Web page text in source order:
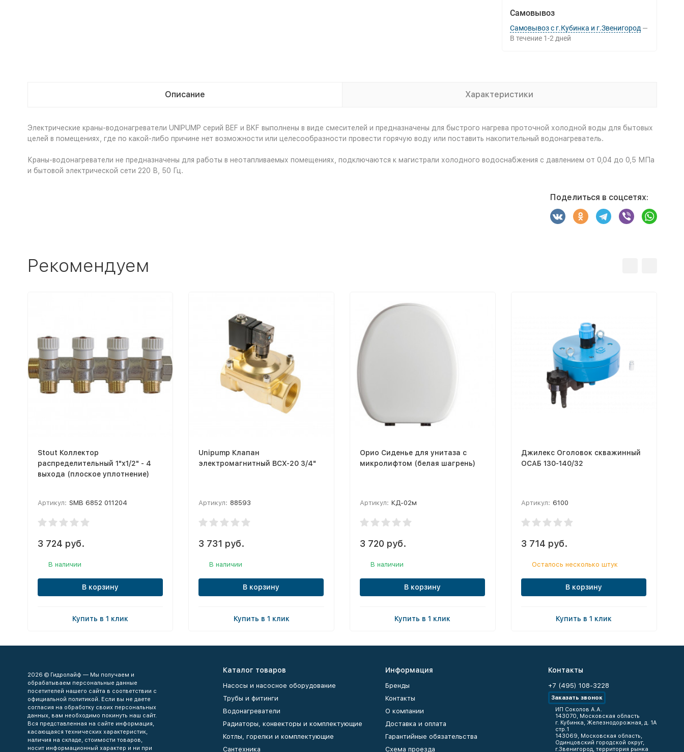
Самовывоз
Самовывоз с г.Кубинка и г.Звенигород
В течение 1-2 дней
Описание Характеристики
Электрические краны-водонагреватели UNIPUMP серий BEF и BKF выполнены в виде смесителей и предназначены для быстрого нагрева проточной холодной воды для бытовых
целей в помещениях, где по какой-либо причине нет возможности или целесообразности провести горячую воду или поставить накопительный водонагреватель.
Краны-водонагреватели не предназначены для работы в неотапливаемых помещениях, подключаются к магистрали холодного водоснабжения с давлением от 0,04 до 0,5 МПа
и бытовой электрической сети 220 В, 50 Гц.
Поделиться в соцсетях:
Рекомендуем
Stout Коллектор
распределительный 1"х1/2" - 4
выхода (плоское уплотнение)
Артикул: SMB 6852 011204
3 724 руб.
В наличии
В корзину
Купить в 1 клик
Unipump Клапан
электромагнитный BCX-20 3/4"
Артикул: 88593
3 731 руб.
В наличии
В корзину
Купить в 1 клик
Орио Сиденье для унитаза с
микролифтом (белая шагрень)
Артикул: КД-02м
3 720 руб.
В наличии
В корзину
Купить в 1 клик
Джилекс Оголовок скважинный
ОСАБ 130-140/32
Артикул: 6100
3 714 руб.
Осталось несколько штук
В корзину
Купить в 1 клик
2026 © Гидролайф — Мы получаем и
обрабатываем персональные данные
посетителей нашего сайта в соответствии с
официальной политикой. Если вы не даете
согласия на обработку своих персональных
данных, вам необходимо покинуть наш сайт.
Вся представленная на сайте информация,
касающаяся технических характеристик,
наличия на складе, стоимости товаров,
носит информационный характер и ни при
Каталог товаров
Насосы и насосное оборудование
Трубы и фитинги
Водонагреватели
Радиаторы, конвекторы и комплектующие
Котлы, горелки и комплектующие
Сантехника
Информация
Бренды
Контакты
О компании
Доставка и оплата
Гарантийные обязательства
Схема проезда
Контакты
+7 (495) 108-3228
Заказать звонок
ИП Соколов А.А.
143070, Московская область
г. Кубинка, Железнодорожная, д. 1А
стр.1
143069, Московская область,
Одинцовский городской округ,
г.Звенигород, территория рынка